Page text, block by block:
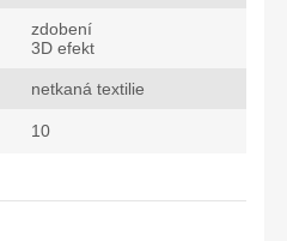
zdobení
3D efekt
netkaná textilie
10